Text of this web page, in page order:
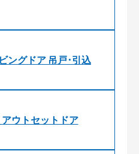
ングドア 吊戸･引込
ウトセットドア